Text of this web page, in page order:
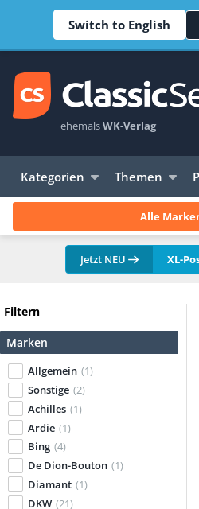
Switch to English
ehemalsWK-Verlag
Kategorien Themen
Alle
Jetzt NEU XL-
Filtern
Marken
Allgemein (1)
Sonstige (2)
Achilles (1)
Ardie (1)
Bing (4)
De Dion-Bouton (1)
Diamant (1)
DKW (21)